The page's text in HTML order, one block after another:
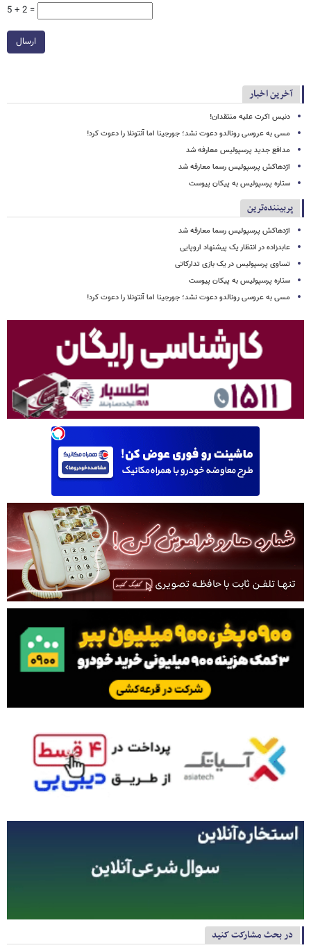
5 + 2 =
ارسال
آخرین اخبار
دنیس اکرت علیه منتقدان!
مسی به عروسی رونالدو دعوت نشد؛ جورجینا اما آنتونلا را دعوت کرد!
مدافع جدید پرسپولیس معارفه شد
اژدهاکش پرسپولیس رسما معارفه شد
ستاره پرسپولیس به پیکان پیوست
پربیننده‌ترین
اژدهاکش پرسپولیس رسما معارفه شد
عابدزاده در انتظار یک پیشنهاد اروپایی
تساوی پرسپولیس در یک بازی تدارکاتی
ستاره پرسپولیس به پیکان پیوست
مسی به عروسی رونالدو دعوت نشد؛ جورجینا اما آنتونلا را دعوت کرد!
در بحث مشارکت کنید